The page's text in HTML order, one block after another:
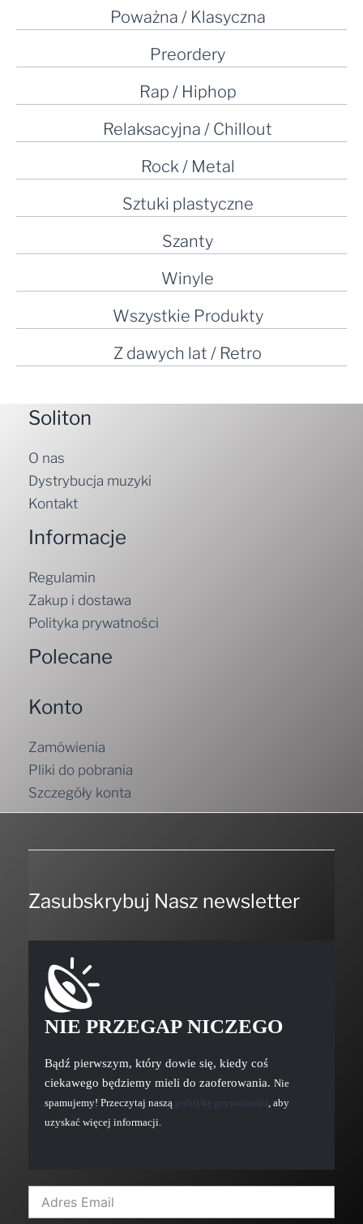
Poważna / Klasyczna
Preordery
Rap / Hiphop
Relaksacyjna / Chillout
Rock / Metal
Sztuki plastyczne
Szanty
Winyle
Wszystkie Produkty
Z dawych lat / Retro
Soliton
O nas
Dystrybucja muzyki
Kontakt
Informacje
Regulamin
Zakup i dostawa
Polityka prywatności
Polecane
Konto
Zamówienia
Pliki do pobrania
Szczegóły konta
Zasubskrybuj Nasz newsletter
NIE PRZEGAP NICZEGO
Bądź pierwszym, który dowie się, kiedy coś
ciekawego będziemy mieli do zaoferowania. Nie
spamujemy! Przeczytaj naszą politykę prywatności, aby
uzyskać więcej informacji.